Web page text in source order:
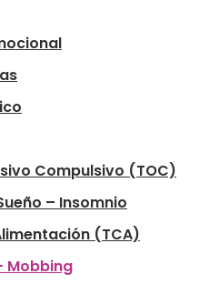
Compulsivo (TOC)
– Insomnio
(TCA)
Mobbing